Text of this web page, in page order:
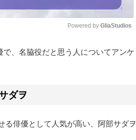
Mute
Powered by GliaStudios
、名脇役だと思う人についてアンケ
ダヲ
る俳優として人気が高い、阿部サダヲ